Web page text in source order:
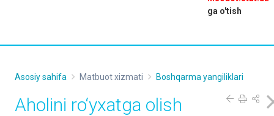
ga o'tish
Asosiy sahifa Matbuot xizmati Boshqarma yangiliklari
Aholini ro‘yxatga olish